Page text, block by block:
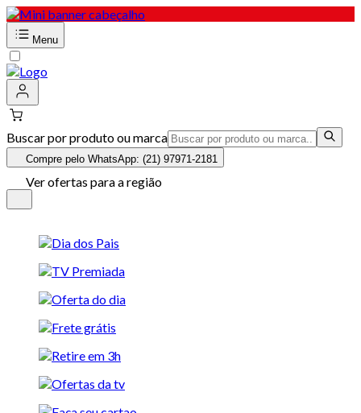
Menu
Buscar por produto ou marca
Compre pelo WhatsApp: (21) 97971-2181
Ver ofertas para a região